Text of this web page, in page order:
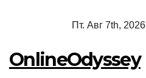
Пт. Авг 7th, 2026
OnlineOdyssey